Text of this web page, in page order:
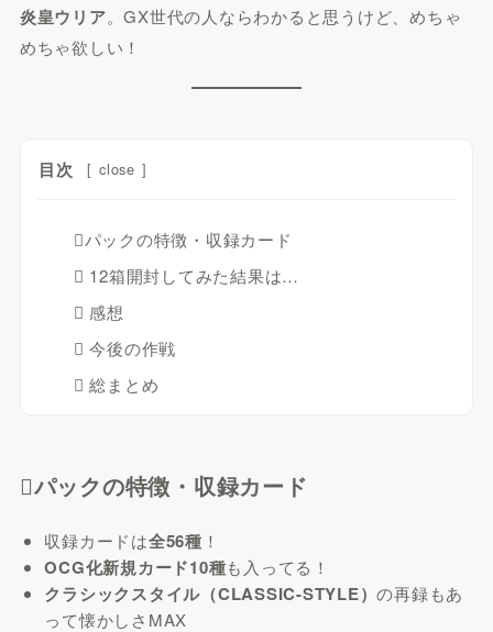
炎皇ウリア。GX世代の人ならわかると思うけど、めちゃ
めちゃ欲しい！
目次 [ close ]
パックの特徴・収録カード
 12箱開封してみた結果は…
 感想
 今後の作戦
 総まとめ
パックの特徴・収録カード
収録カードは全56種 ！
OCG化新規カード10種も入ってる！
クラシックスタイル（CLASSIC-STYLE）の再録もあ
って懐かしさMAX